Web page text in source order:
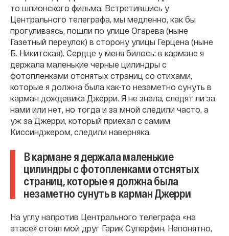
то шпионского фильма. Встретившись у
Центрального телеграфа, мы медленно, как бы
прогуливаясь, пошли по улице Огарева (ныне
Газетный переулок) в сторону улицы Герцена (ныне
Б. Никитская). Сердце у меня билось: в кармане я
держала маленькие черные цилиндры с
фотопленками отснятых страниц со стихами,
которые я должна была как-то незаметно сунуть в
карман дождевика Джерри. Я не знала, следят ли за
нами или нет, но тогда и за мной следили часто, а
уж за Джерри, который приехал с самим
Киссинджером, следили наверняка.
В кармане я держала маленькие
цилиндры с фотопленками отснятых
страниц, которые я должна была
незаметно сунуть в карман Джерри
На углу напротив Центрального телеграфа «на
атасе» стоял мой друг Гарик Суперфин. Непонятно,